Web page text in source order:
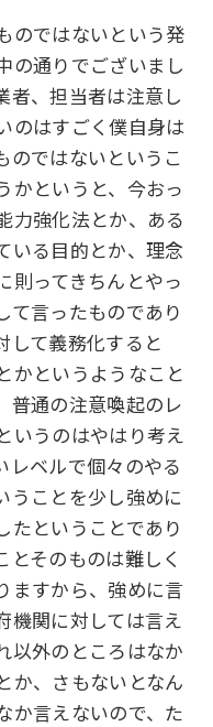
のではないという発
の通りでございまし
者、担当者は注意し
のはすごく僕自身は
のではないというこ
かというと、今おっ
力強化法とか、ある
いる目的とか、理念
則ってきちんとやっ
て言ったものであり
して義務化すると
かというようなこと
普通の注意喚起のレ
いうのはやはり考え
レベルで個々のやる
うことを少し強めに
たということであり
とそのものは難しく
ますから、強めに言
機関に対しては言え
以外のところはなか
か、さもないとなん
か言えないので、た